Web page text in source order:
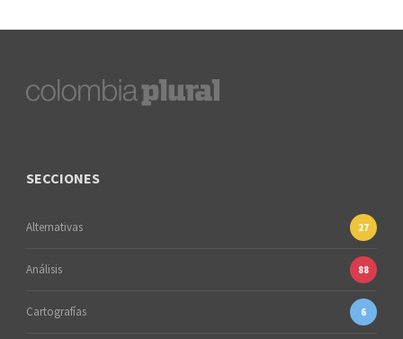
SECCIONES
Alternativas 27
Análisis 88
Cartografías 6